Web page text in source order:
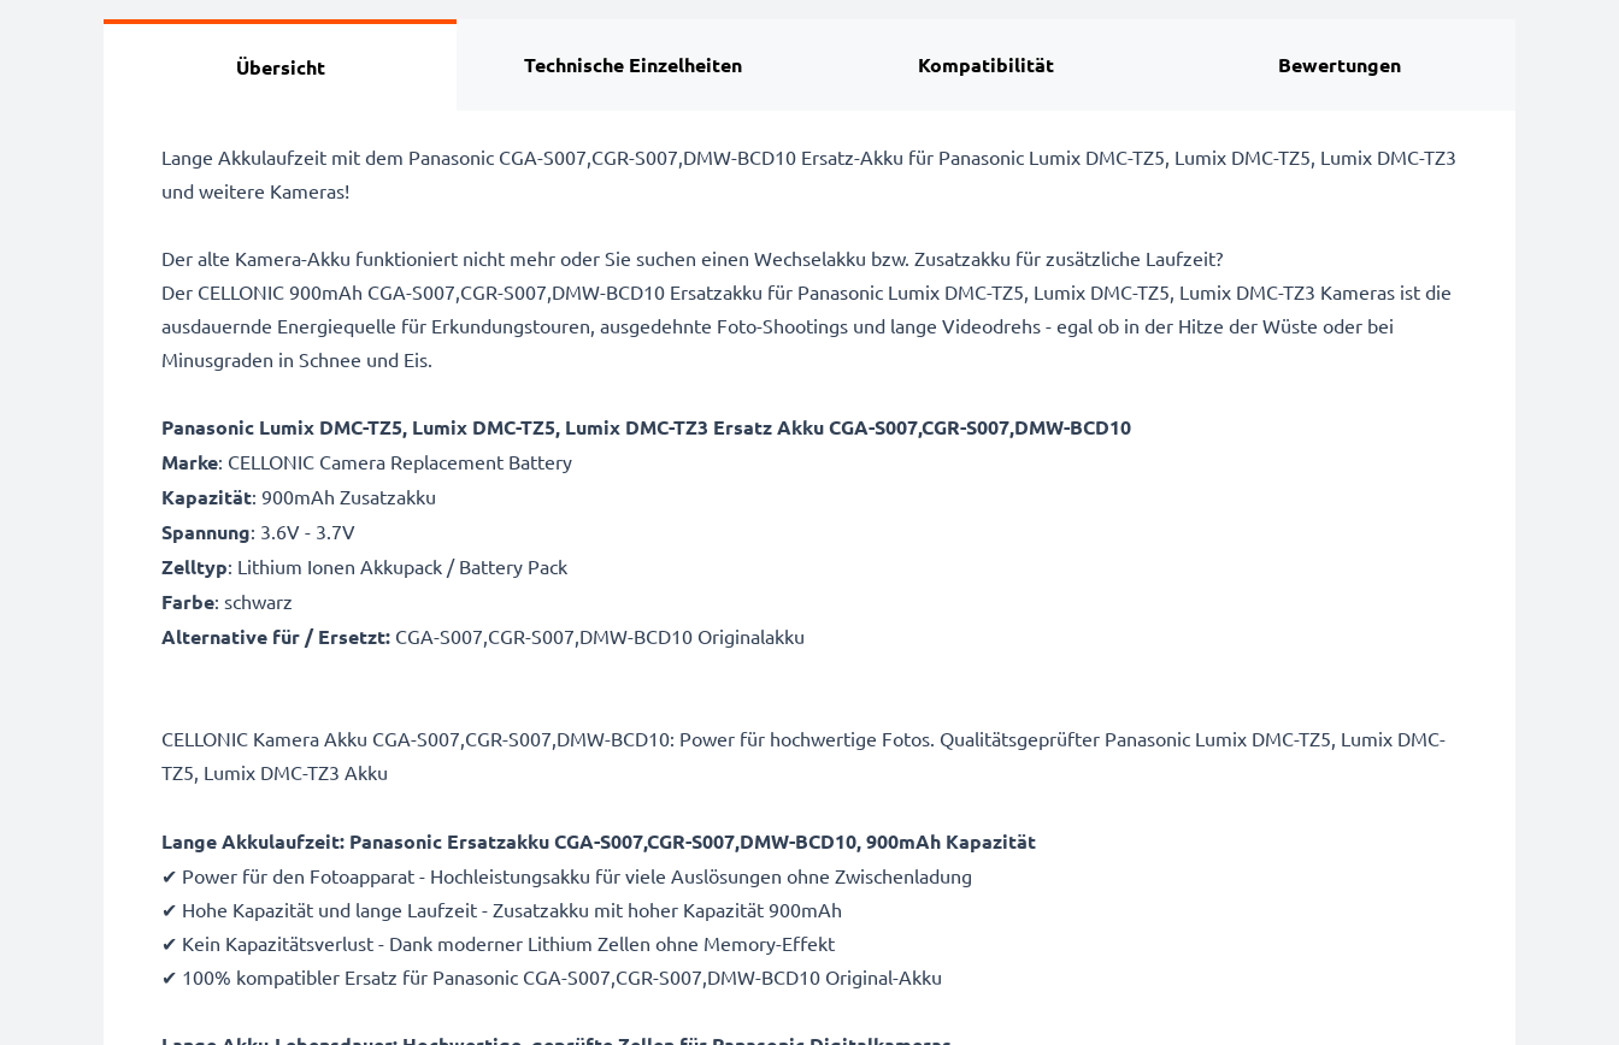
Übersicht Technische Einzelheiten Kompatibilität Bewertungen
Lange Akkulaufzeit mit dem Panasonic CGA-S007,CGR-S007,DMW-BCD10 Ersatz-Akku für Panasonic Lumix DMC-TZ5, Lumix DMC-TZ5, Lumix DMC-TZ3
und weitere Kameras!
Der alte Kamera-Akku funktioniert nicht mehr oder Sie suchen einen Wechselakku bzw. Zusatzakku für zusätzliche Laufzeit?
Der CELLONIC 900mAh CGA-S007,CGR-S007,DMW-BCD10 Ersatzakku für Panasonic Lumix DMC-TZ5, Lumix DMC-TZ5, Lumix DMC-TZ3 Kameras ist die
ausdauernde Energiequelle für Erkundungstouren, ausgedehnte Foto-Shootings und lange Videodrehs - egal ob in der Hitze der Wüste oder bei
Minusgraden in Schnee und Eis.
Panasonic Lumix DMC-TZ5, Lumix DMC-TZ5, Lumix DMC-TZ3 Ersatz Akku CGA-S007,CGR-S007,DMW-BCD10
Marke: CELLONIC Camera Replacement Battery
Kapazität: 900mAh Zusatzakku
Spannung: 3.6V - 3.7V
Zelltyp: Lithium Ionen Akkupack / Battery Pack
Farbe: schwarz
Alternative für / Ersetzt: CGA-S007,CGR-S007,DMW-BCD10 Originalakku
CELLONIC Kamera Akku CGA-S007,CGR-S007,DMW-BCD10: Power für hochwertige Fotos. Qualitätsgeprüfter Panasonic Lumix DMC-TZ5, Lumix DMC-
TZ5, Lumix DMC-TZ3 Akku
Lange Akkulaufzeit: Panasonic Ersatzakku CGA-S007,CGR-S007,DMW-BCD10, 900mAh Kapazität
✔ Power für den Fotoapparat - Hochleistungsakku für viele Auslösungen ohne Zwischenladung
✔ Hohe Kapazität und lange Laufzeit - Zusatzakku mit hoher Kapazität 900mAh
✔ Kein Kapazitätsverlust - Dank moderner Lithium Zellen ohne Memory-Effekt
✔ 100% kompatibler Ersatz für Panasonic CGA-S007,CGR-S007,DMW-BCD10 Original-Akku